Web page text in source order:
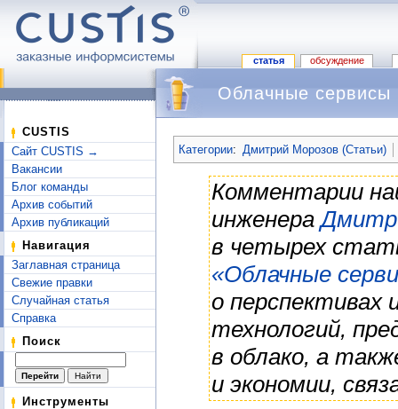
статья обсуждение
CUSTIS
Сайт CUSTIS →
Вакансии
Блог команды
Архив событий
Архив публикаций
Навигация
Заглавная страница
Свежие правки
Случайная статья
Справка
Поиск
Инструменты
Облачные сервисы
Категории: Дмитрий Морозов (Статьи)
Комментарии
инженера
в четырех
«Облачные
о перспективах
технологий,
в облако, а
и экономии,